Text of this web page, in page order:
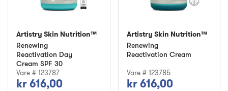
Artistry Skin Nutrition™
Renewing
Reactivation Day
Cream SPF 30
Vare # 123787
kr 616,00
Artistry Skin Nutrition™
Renewing
Reactivation Cream
Vare # 123785
kr 616,00